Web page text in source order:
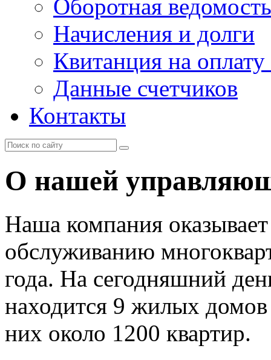
Оборотная ведомость
Начисления и долги
Квитанция на
Данные счетчиков
Контакты
О нашей
Наша компания
обслуживанию
года. На сегодняшний
находится 9 жилых
них около 1200 квартир.